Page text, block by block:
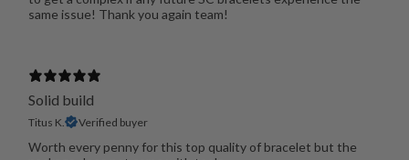
same issue! Thank you again team!
Solid build
Titus K. Verified buyer
Worth every penny for this top quality of bracelet but the